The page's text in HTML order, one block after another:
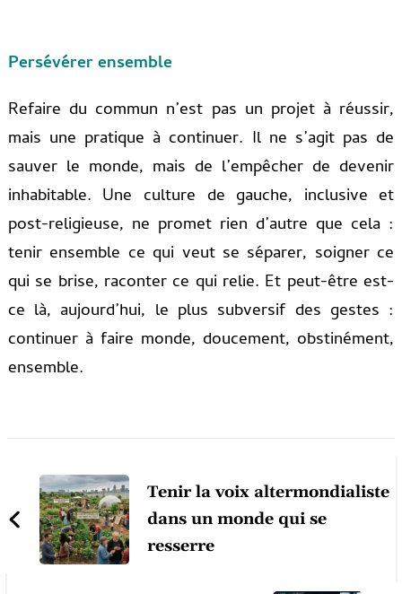
Persévérer ensemble
Refaire du commun n’est pas un projet à réussir,
mais une pratique à continuer. Il ne s’agit pas de
sauver le monde, mais de l’empêcher de devenir
inhabitable. Une culture de gauche, inclusive et
post-religieuse, ne promet rien d’autre que cela :
tenir ensemble ce qui veut se séparer, soigner ce
qui se brise, raconter ce qui relie. Et peut-être est-
ce là, aujourd’hui, le plus subversif des gestes :
continuer à faire monde, doucement, obstinément,
ensemble.
Post
NavigationTenir la voix altermondialiste
dans un monde qui se
resserre